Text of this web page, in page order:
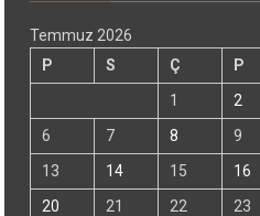
Temmuz 2026
P
S Ç P
1
2
6
7 8 9
13
14 15 16
20
21 22 23